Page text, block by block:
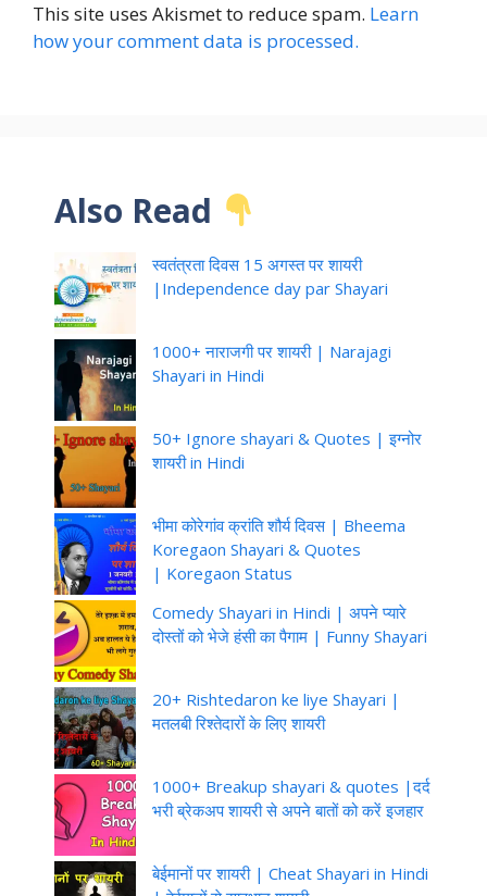
This site uses Akismet to reduce spam. Learn
how your comment data is processed.
Also Read
स्वतंत्रता दिवस 15 अगस्त पर शायरी
|Independence day par Shayari
1000+ नाराजगी पर शायरी | Narajagi
Shayari in Hindi
50+ Ignore shayari & Quotes | इग्नोर
शायरी in Hindi
भीमा कोरेगांव क्रांति शौर्य दिवस | Bheema
Koregaon Shayari & Quotes
| Koregaon Status
Comedy Shayari in Hindi | अपने प्यारे
दोस्तों को भेजे हंसी का पैगाम | Funny Shayari
20+ Rishtedaron ke liye Shayari |
मतलबी रिश्तेदारों के लिए शायरी
1000+ Breakup shayari & quotes |दर्द
भरी ब्रेकअप शायरी से अपने बातों को करें इजहार
बेईमानों पर शायरी | Cheat Shayari in Hindi